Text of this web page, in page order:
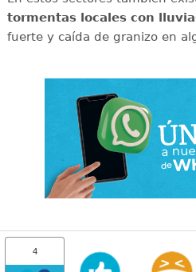
tormentas locales con
fuerte y caída de granizo en
4